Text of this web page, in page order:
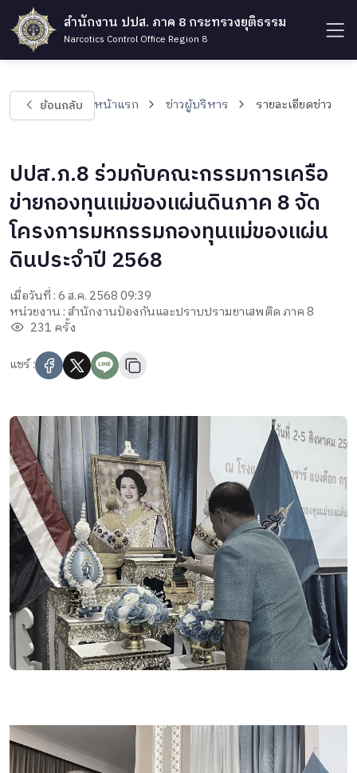
สำนักงาน ปปส. ภาค 8 กระทรวงยุติธรรม
Narcotics Control Office Region 8
ย้อนกลับ หน้าแรก ข่าวผู้บริหาร รายละเอียดข่าว
ปปส.ภ.8 ร่วมกับคณะกรรมการเครือ
ข่ายกองทุนแม่ของแผ่นดินภาค 8 จัด
โครงการมหกรรมกองทุนแม่ของแผ่น
ดินประจำปี 2568
เมื่อวันที่ : 6 ส.ค. 2568 09:39
หน่วยงาน : สำนักงานป้องกันและปราบปรามยาเสพติด ภาค 8
231 ครั้ง
แชร์ :